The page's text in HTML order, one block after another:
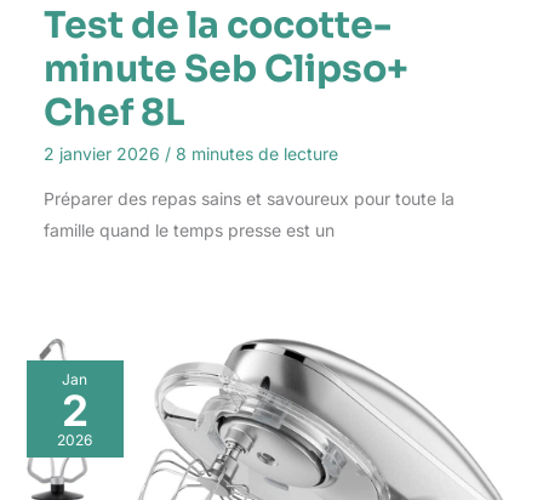
Test de la cocotte-
minute Seb Clipso+
Chef 8L
2 janvier 2026 / 8 minutes de lecture
Préparer des repas sains et savoureux pour toute la
famille quand le temps presse est un
Jan
2
2026